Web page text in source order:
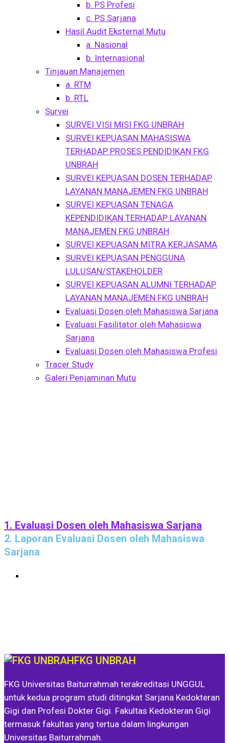
b. PS Profesi
c. PS Sarjana
Hasil Audit Eksternal Mutu
a. Nasional
b. Internasional
Tinjauan Manajemen
a. RTM
b. RTL
Survei
SURVEI VISI MISI FKG UNBRAH
SURVEI KEPUASAN MAHASISWA
TERHADAP PROSES PENDIDIKAN FKG
UNBRAH
SURVEI KEPUASAN DOSEN TERHADAP
LAYANAN MANAJEMEN FKG UNBRAH
SURVEI KEPUASAN TENAGA
KEPENDIDIKAN TERHADAP LAYANAN
MANAJEMEN FKG UNBRAH
SURVEI KEPUASAN MITRA KERJASAMA
SURVEI KEPUASAN PENGGUNA
LULUSAN/STAKEHOLDER
SURVEI KEPUASAN ALUMNI TERHADAP
LAYANAN MANAJEMEN FKG UNBRAH
Evaluasi Dosen oleh Mahasiswa Sarjana
Evaluasi Fasilitator oleh Mahasiswa
Sarjana
Evaluasi Dosen oleh Mahasiswa Profesi
Tracer Study
Galeri Penjaminan Mutu
1. Evaluasi Dosen oleh Mahasiswa Sarjana
2. Laporan Evaluasi Dosen oleh Mahasiswa
Sarjana
FKG UNBRAH
FKG Universitas Baiturrahmah terakreditasi UNGGUL
untuk kedua program studi ditingkat Sarjana Kedokteran
Gigi dan Profesi Dokter Gigi. Fakultas Kedokteran Gigi
termasuk fakultas yang tertua dalam lingkungan
Universitas Baiturrahmah.